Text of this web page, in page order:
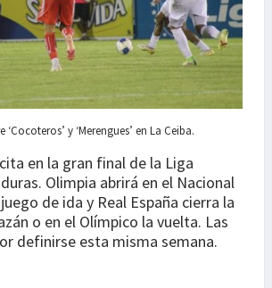
‘Cocoteros’ y ‘Merengues’ en La Ceiba.
en la gran final de la Liga
Olimpia abrirá en el Nacional
de ida y Real España cierra la
o en el Olímpico la vuelta. Las
definirse esta misma semana.